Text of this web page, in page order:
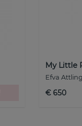
My Little
Efva Attling
€ 650